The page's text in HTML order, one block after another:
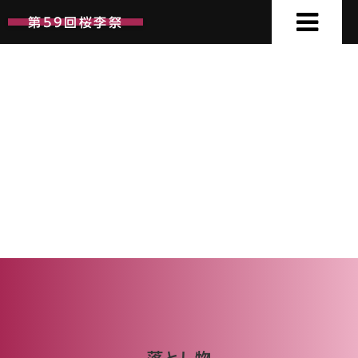
第59回桜李祭